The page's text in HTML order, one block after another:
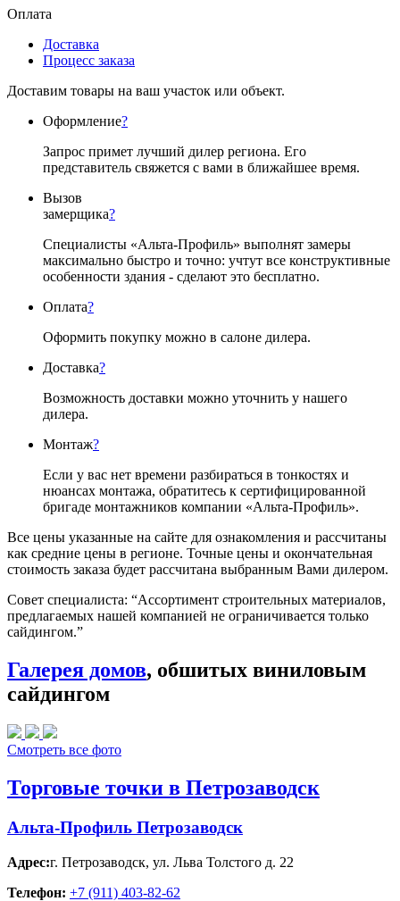
Оплата
Доставка
Процесс заказа
Доставим товары на ваш участок или объект.
Оформление?
Запрос примет лучший дилер региона. Его
представитель свяжется с вами в ближайшее время.
Вызов
замерщика?
Специалисты «Альта-Профиль» выполнят замеры
максимально быстро и точно: учтут все конструктивные
особенности здания - сделают это бесплатно.
Оплата?
Оформить покупку можно в салоне дилера.
Доставка?
Возможность доставки можно уточнить у нашего
дилера.
Монтаж?
Если у вас нет времени разбираться в тонкостях и
нюансах монтажа, обратитесь к сертифицированной
бригаде монтажников компании «Альта-Профиль».
Все цены указанные на сайте для ознакомления и рассчитаны
как средние цены в регионе. Точные цены и окончательная
стоимость заказа будет рассчитана выбранным Вами дилером.
Совет специалиста: “Ассортимент строительных материалов,
предлагаемых нашей компанией не ограничивается только
сайдингом.”
Галерея домов, обшитых виниловым
сайдингом
Смотреть все фото
Торговые точки в Петрозаводск
Альта-Профиль Петрозаводск
Адрес:г. Петрозаводск, ул. Льва Толстого д. 22
Телефон: +7 (911) 403-82-62